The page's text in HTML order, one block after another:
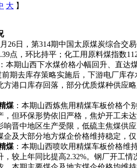
大 】
日，第314期中国太原煤炭综合交易
点，环比持平；化工用原料煤指数
本期山西下水煤价格小幅回升、直达
前期去库存策略实施后，下游电厂库
方港口库存回落，部分优质煤种供应
煤：本期山西炼焦用精煤车板价格个
，但环保形势依旧严格，焦炉开工未
响晋中地区生产受限，低硫主焦煤供
企及大部分地方煤企价格维持稳定，
煤：本期山西喷吹用精煤车板价格维
，较上年同比提高2.32%。钢厂开工